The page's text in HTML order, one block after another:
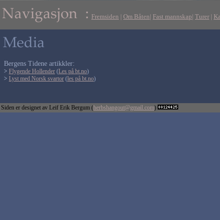
Fremsiden | Om Båten| Fast mannskap| Turer |
Bergens Tidene artikkler:
> Flygende Hollender (Les på bt.no)
> Lyst med Norsk svartor (les på bt.no)
Siden er designet av Leif Erik Bergum (herbshangout@gmail.com)